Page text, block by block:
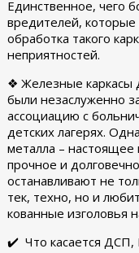
Единственное, чего
вредителей,
обработка такого
неприятностей.
❖ Железные каркасы
были незаслуженно
ассоциацию с
детских лагерях.
металла – настоящее
прочное и
останавливают не
тек, техно, но и
кованные изголовья
✔️ Что касается